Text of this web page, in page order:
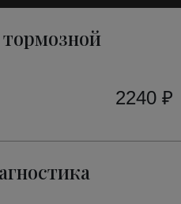
2240 ₽